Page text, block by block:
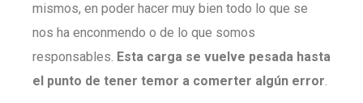
mismos, en poder hacer muy bien todo lo que se
nos ha enconmendo o de lo que somos
responsables. Esta carga se vuelve pesada hasta
el punto de tener temor a comerter algún error.